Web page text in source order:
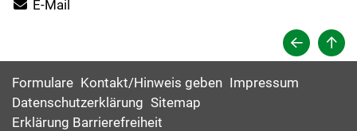
E-Mail
Formulare Kontakt/Hinweis geben Impressum
Datenschutzerklärung Sitemap
Erklärung Barrierefreiheit